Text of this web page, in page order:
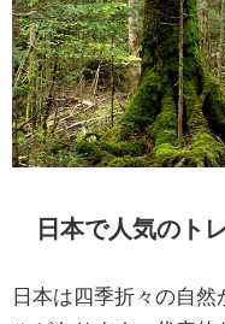
日本で人気のト
日本は四季折々の自